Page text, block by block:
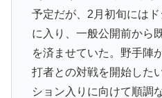
予定だが、2月初旬には
に入り、一般公開前から
を済ませていた。野手陣
打者との対戦を開始した
ション入りに向けて順調